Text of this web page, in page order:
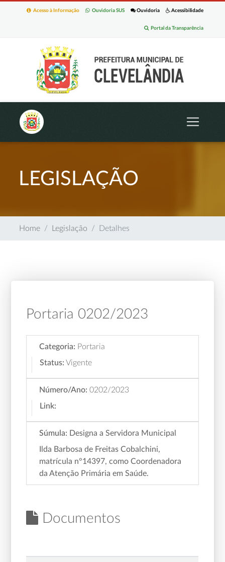
Acessibilidade
Ouvidoria
Ouvidoria SUS
Acesso à Informação
Portal da Transparência
LEGISLAÇÃO
Home Legislação Detalhes
Portaria 0202/2023
Categoria: Portaria
Status: Vigente
Número/Ano: 0202/2023
Link:
Súmula: Designa a Servidora Municipal
Ilda Barbosa de Freitas Cobalchini,
matrícula n°14397, como Coordenadora
da Atenção Primária em Saúde.
Documentos